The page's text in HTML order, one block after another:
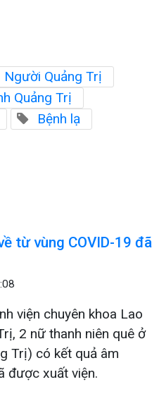
Người Quảng Trị
Quảng Trị
Bệnh lạ
từ vùng COVID-19 đã
viện chuyên khoa Lao
2 nữ thanh niên quê ở
Trị) có kết quả âm
được xuất viện.